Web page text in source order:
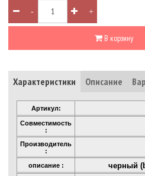
- +
В корзину
Характеристики Описание
Артикул:
Совместимость
:
Производитель
:
описание : черный